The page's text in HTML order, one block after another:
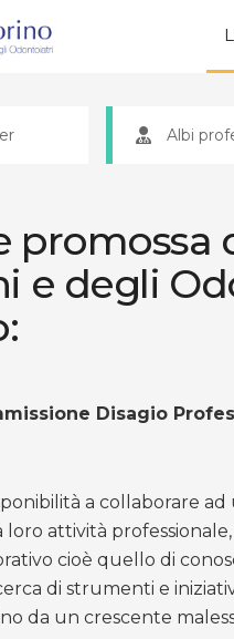
Albi
promossa
e degli
Disagio
a collaborare
loro attività
cioè quello di
di strumenti e
da un crescente